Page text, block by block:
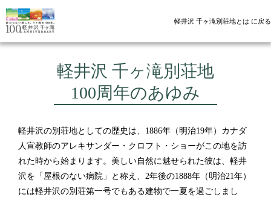
軽井沢 千ヶ滝別荘地とは に戻る
軽井沢 千ヶ滝別荘地
100周年のあゆみ
軽井沢の別荘地としての歴史は、1886年（明治19年）カナダ
人宣教師のアレキサンダー・クロフト・ショーがこの地を訪
れた時から始まります。美しい自然に魅せられた彼は、軽井
沢を「屋根のない病院」と称え、2年後の1888年（明治21年）
には軽井沢の別荘第一号でもある建物で一夏を過ごしまし